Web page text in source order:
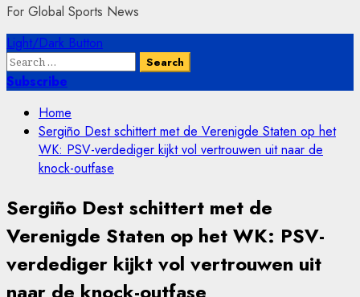
For Global Sports News
Primary
Menu
Light/Dark Button
Search
for:
Subscribe
Home
Sergiño Dest schittert met de Verenigde Staten op het
WK: PSV-verdediger kijkt vol vertrouwen uit naar de
knock-outfase
Sergiño Dest schittert met de
Verenigde Staten op het WK: PSV-
verdediger kijkt vol vertrouwen uit